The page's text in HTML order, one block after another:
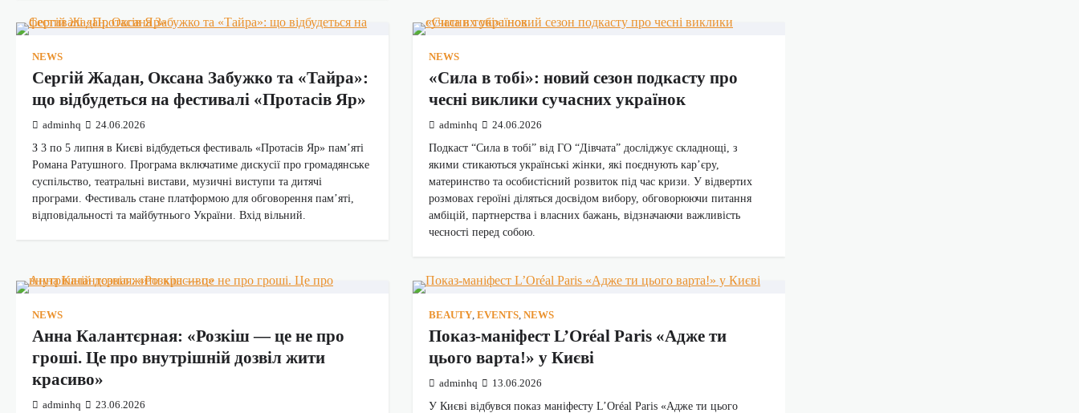
NEWS
Сергій Жадан, Оксана Забужко та «Тайра»:
що відбудеться на фестивалі «Протасів Яр»
adminhq 24.06.2026
З 3 по 5 липня в Києві відбудеться фестиваль «Протасів Яр» пам’яті
Романа Ратушного. Програма включатиме дискусії про громадянське
суспільство, театральні вистави, музичні виступи та дитячі
програми. Фестиваль стане платформою для обговорення пам’яті,
відповідальності та майбутнього України. Вхід вільний.
NEWS
«Сила в тобі»: новий сезон подкасту про
чесні виклики сучасних українок
adminhq 24.06.2026
Подкаст “Сила в тобі” від ГО “Дівчата” досліджує складнощі, з
якими стикаються українські жінки, які поєднують кар’єру,
материнство та особистісний розвиток під час кризи. У відвертих
розмовах героїні діляться досвідом вибору, обговорюючи питання
амбіцій, партнерства і власних бажань, відзначаючи важливість
чесності перед собою.
NEWS
Анна Калантєрная: «Розкіш — це не про
гроші. Це про внутрішній дозвіл жити
красиво»
adminhq 23.06.2026
BEAUTY EVENTS NEWS
Показ-маніфест L’Oréal Paris «Адже ти
цього варта!» у Києві
adminhq 13.06.2026
У Києві відбувся показ маніфесту L’Oréal Paris «Адже ти цього